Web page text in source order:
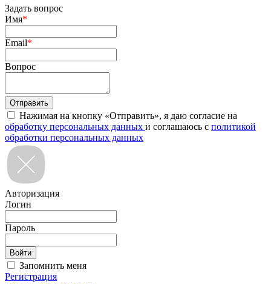
Задать вопрос
Имя*
Email*
Вопрос
Нажимая на кнопку «Отправить», я даю согласие на
обработку персональных данных и соглашаюсь с политикой
обработки персональных данных
Авторизация
Логин
Пароль
Запомнить меня
Регистрация